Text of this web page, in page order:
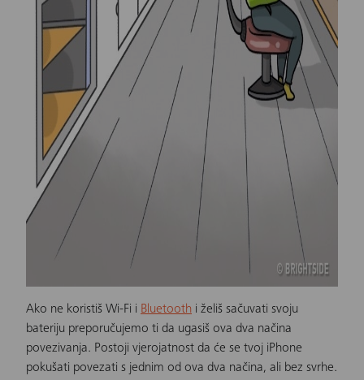
Ako ne koristiš Wi-Fi i Bluetooth i želiš sačuvati svoju
bateriju preporučujemo ti da ugasiš ova dva načina
povezivanja. Postoji vjerojatnost da će se tvoj iPhone
pokušati povezati s jednim od ova dva načina, ali bez svrhe.